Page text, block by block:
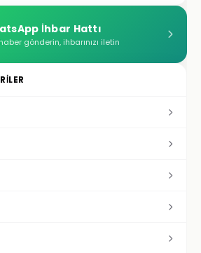
İhbar Hattı
gönderin, ihbarınızı iletin